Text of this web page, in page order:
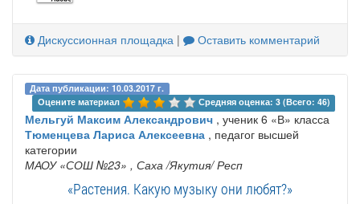
Дискуссионная площадка | Оставить комментарий
Дата публикации: 10.03.2017 г.
Оцените материал
Средняя оценка: 3 (Всего: 46)
Мельгуй Максим Александрович , ученик 6 «В» класса
Тюменцева Лариса Алексеевна , педагог высшей
категории
МАОУ «СОШ №23» , Саха /Якутия/ Респ
«Растения. Какую музыку они любят?»